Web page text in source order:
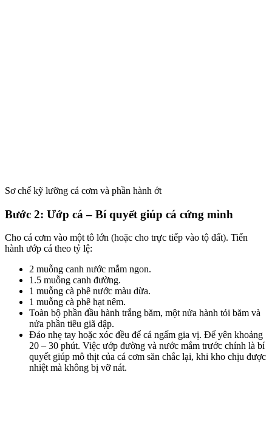
Sơ chế kỹ lưỡng cá cơm và phần hành ớt
Bước 2: Ướp cá – Bí quyết giúp cá cứng mình
Cho cá cơm vào một tô lớn (hoặc cho trực tiếp vào tộ đất). Tiến
hành ướp cá theo tỷ lệ:
2 muỗng canh nước mắm ngon.
1.5 muỗng canh đường.
1 muỗng cà phê nước màu dừa.
1 muỗng cà phê hạt nêm.
Toàn bộ phần đầu hành trắng băm, một nửa hành tỏi băm và
nửa phần tiêu giã dập.
Đảo nhẹ tay hoặc xóc đều để cá ngấm gia vị. Để yên khoảng
20 – 30 phút. Việc ướp đường và nước mắm trước chính là bí
quyết giúp mô thịt của cá cơm săn chắc lại, khi kho chịu được
nhiệt mà không bị vỡ nát.